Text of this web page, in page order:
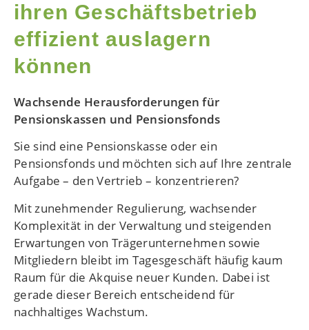
ihren Geschäftsbetrieb
effizient auslagern
können
Wachsende Herausforderungen für
Pensionskassen und Pensionsfonds
Sie sind eine Pensionskasse oder ein
Pensionsfonds und möchten sich auf Ihre zentrale
Aufgabe – den Vertrieb – konzentrieren?
Mit zunehmender Regulierung, wachsender
Komplexität in der Verwaltung und steigenden
Erwartungen von Trägerunternehmen sowie
Mitgliedern bleibt im Tagesgeschäft häufig kaum
Raum für die Akquise neuer Kunden. Dabei ist
gerade dieser Bereich entscheidend für
nachhaltiges Wachstum.